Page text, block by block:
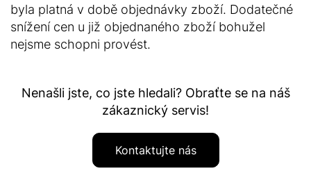
byla platná v době objednávky zboží. Dodatečné
snížení cen u již objednaného zboží bohužel
nejsme schopni provést.
Nenašli jste, co jste hledali? Obraťte se na náš
zákaznický servis!
Kontaktujte nás